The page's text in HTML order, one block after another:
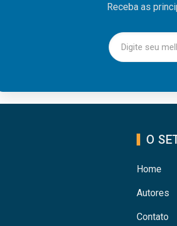
Receba as
O
Home
Autores
Contato